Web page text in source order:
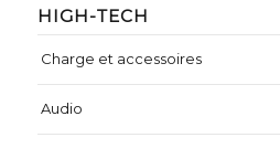
HIGH-TECH
Charge et accessoires
Audio